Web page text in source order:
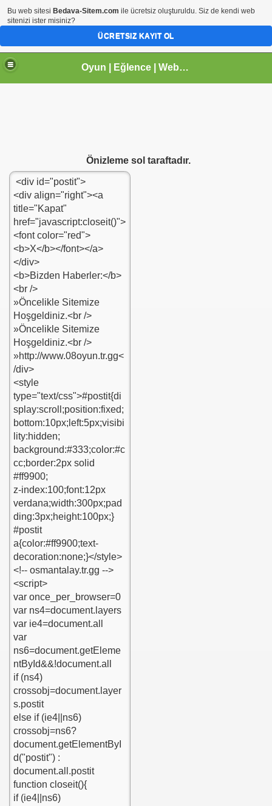
Oyun | Eğlence | Webmaster | tr.gg Paylaşım Sitesi | Arhavi |Kireçlik Köyü
Önizleme sol taraftadır.
Bu web sitesi Bedava-Sitem.com ile ücretsiz oluşturuldu. Siz de kendi web
sitenizi ister misiniz?
ÜCRETSIZ KAYIT OL